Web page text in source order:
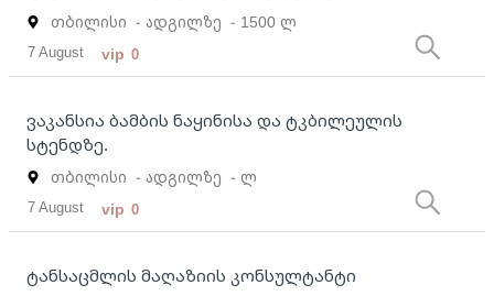
თბილისი - ადგილზე - 1500 ლ
7 August vip 0
ვაკანსია ბამბის ნაყინისა და ტკბილეულის
სტენდზე.
თბილისი - ადგილზე - ლ
7 August vip 0
ტანსაცმლის მაღაზიის კონსულტანტი